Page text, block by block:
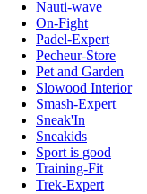
Nauti-wave
On-Fight
Padel-Expert
Pecheur-Store
Pet and Garden
Slowood Interior
Smash-Expert
Sneak'In
Sneakids
Sport is good
Training-Fit
Trek-Expert